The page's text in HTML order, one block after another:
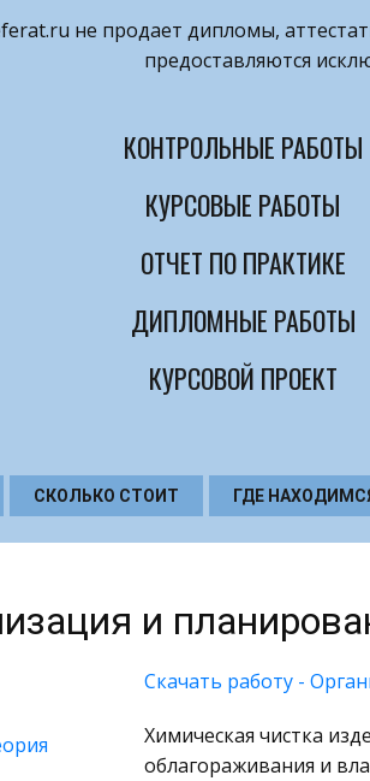
не продает дипломы,
предоставляются
КОНТРОЛЬНЫЕ РАБОТЫ
КУРСОВЫЕ РАБОТЫ
ОТЧЕТ ПО ПРАКТИКЕ
ДИПЛОМНЫЕ РАБОТЫ
КУРСОВОЙ ПРОЕКТ
СКОЛЬКО СТОИТ ГДЕ
и
Скачать работу -
Химическая чистка
облагораживания и